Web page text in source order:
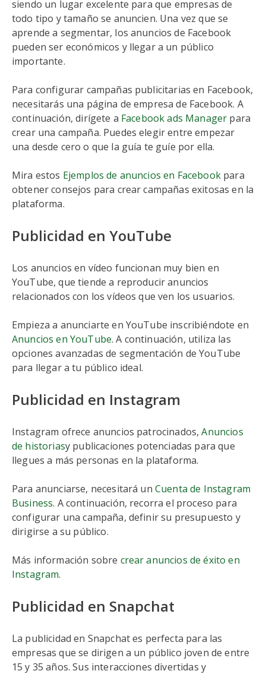
siendo un lugar excelente para que empresas de
todo tipo y tamaño se anuncien. Una vez que se
aprende a segmentar, los anuncios de Facebook
pueden ser económicos y llegar a un público
importante.
Para configurar campañas publicitarias en Facebook,
necesitarás una página de empresa de Facebook. A
continuación, dirígete a Facebook ads Manager para
crear una campaña. Puedes elegir entre empezar
una desde cero o que la guía te guíe por ella.
Mira estos Ejemplos de anuncios en Facebookpara
obtener consejos para crear campañas exitosas en la
plataforma.
Publicidad en YouTube
Los anuncios en vídeo funcionan muy bien en
YouTube, que tiende a reproducir anuncios
relacionados con los vídeos que ven los usuarios.
Empieza a anunciarte en YouTube inscribiéndote en
Anuncios en YouTube. A continuación, utiliza las
opciones avanzadas de segmentación de YouTube
para llegar a tu público ideal.
Publicidad en Instagram
Instagram ofrece anuncios patrocinados,Anuncios
de historiasy publicaciones potenciadas para que
llegues a más personas en la plataforma.
Para anunciarse, necesitará un Cuenta de Instagram
Business. A continuación, recorra el proceso para
configurar una campaña, definir su presupuesto y
dirigirse a su público.
Más información sobre crear anuncios de éxito en
Instagram.
Publicidad en Snapchat
La publicidad en Snapchat es perfecta para las
empresas que se dirigen a un público joven de entre
15 y 35 años. Sus interacciones divertidas y